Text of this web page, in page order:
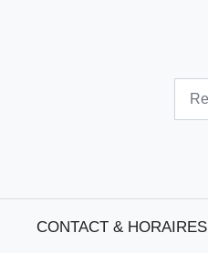
CONTACT & HORAIRES